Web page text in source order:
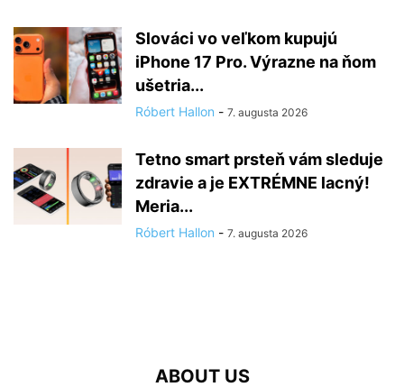
Slováci vo veľkom kupujú
iPhone 17 Pro. Výrazne na ňom
ušetria...
Róbert Hallon - 7. augusta 2026
Tetno smart prsteň vám sleduje
zdravie a je EXTRÉMNE lacný!
Meria...
Róbert Hallon - 7. augusta 2026
ABOUT US